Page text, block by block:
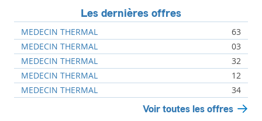
Les dernières offres
MEDECIN THERMAL
63
MEDECIN THERMAL
03
MEDECIN THERMAL
32
MEDECIN THERMAL
12
MEDECIN THERMAL
34
Voir toutes les offres